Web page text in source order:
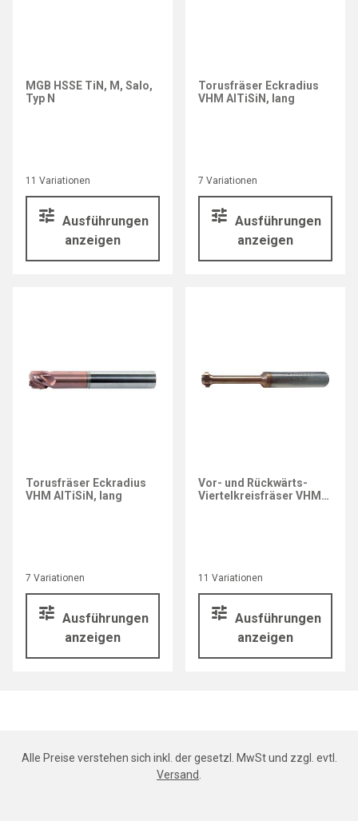
11 Variationen
Ausführungen
anzeigen
MGB HSSE TiN, M, Salo,
Typ N
7 Variationen
Ausführungen
anzeigen
Torusfräser Eckradius
VHM AlTiSiN, lang
7 Variationen
Ausführungen
anzeigen
Torusfräser Eckradius
VHM AlTiSiN, lang
11 Variationen
Ausführungen
anzeigen
Vor- und Rückwärts-
Viertelkreisfräser VHM
Alle Preise verstehen sich inkl. der gesetzl. MwSt und zzgl. evtl.
Versand